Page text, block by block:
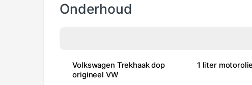
Onderhoud
Volkswagen Trekhaak dop
origineel VW
1 liter